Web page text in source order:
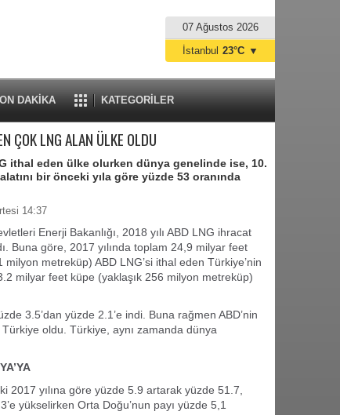
07 Ağustos 2026
DAKİKA KATEGORİLER
İstanbul 23°C ▼
ÇOK LNG ALAN ÜLKE OLDU
ithal eden ülke olurken dünya genelinde ise, 10.
bir önceki yıla göre yüzde 53 oranında
14:37
Enerji Bakanlığı, 2018 yılı ABD LNG ihracat
Buna göre, 2017 yılında toplam 24,9 milyar feet
milyon metreküp) ABD LNG’si ithal eden Türkiye’nin
milyar feet küpe (yaklaşık 256 milyon metreküp)
3.5’dan yüzde 2.1’e indi. Buna rağmen ABD’nin
Türkiye oldu. Türkiye, aynı zamanda dünya
2017 yılına göre yüzde 5.9 artarak yüzde 51.7,
yükselirken Orta Doğu’nun payı yüzde 5,1